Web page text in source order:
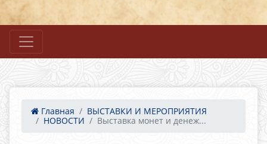
Главная
ВЫСТАВКИ И МЕРОПРИЯТИЯ
НОВОСТИ
Выставка монет и денеж...